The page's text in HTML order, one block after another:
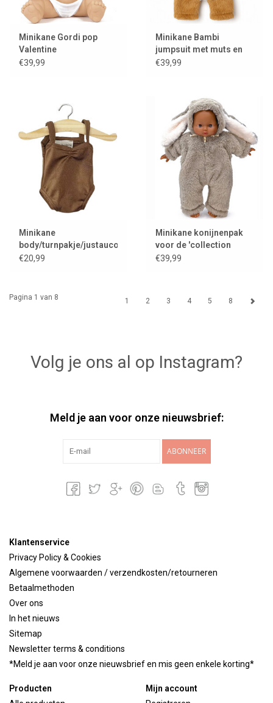
Minikane Gordi pop
Valentine
€39,99
Minikane Bambi
jumpsuit met muts en
kledinghanger voor
€39,99
Minikane
body/turnpakje/justaucorps
voor Gordi poppen /
€20,99
Minikane konijnenpak
voor de 'collection
babies'
€39,99
Pagina 1 van 8 1 2 3 4 5 8
Volg je ons al op Instagram?
Meld je aan voor onze nieuwsbrief:
ABONNEER
Klantenservice
Privacy Policy & Cookies
Algemene voorwaarden / verzendkosten/retourneren
Betaalmethoden
Over ons
In het nieuws
Sitemap
Newsletter terms & conditions
*Meld je aan voor onze nieuwsbrief en mis geen enkele korting*
Producten
Mijn account